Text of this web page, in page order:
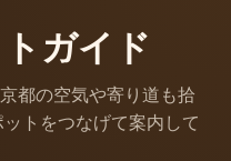
ガイド
都の空気や寄り道も拾
トをつなげて案内して